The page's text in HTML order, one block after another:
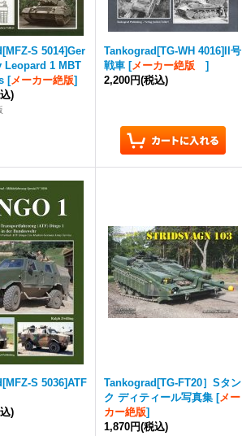
[MFZ-S 5014]Ger
Leopard 1 MBT
[メーカー絶版]
)
Tankograd [TG-WH 4016]II号
戦車 [メーカー絶版]
2,200円(税込)
[MFZ-S 5036]ATF
)
Tankograd [TG-FT20］Sタン
ク ディティール写真集 [メー
カー絶版]
1,870円(税込)